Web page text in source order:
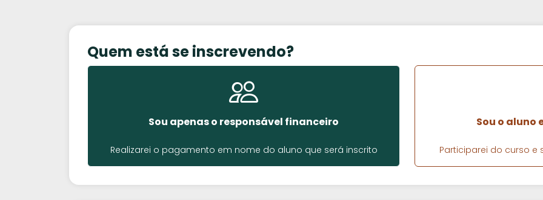
Quem está se inscrevendo?
Sou apenas o responsável financeiro
Realizarei o pagamento em nome do aluno que será inscrito
Sou o aluno
Participarei do curso